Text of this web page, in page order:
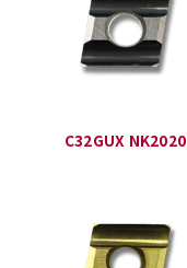
C32GUX NK2020